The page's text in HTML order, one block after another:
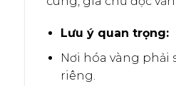
Lưu ý quan trọng:
Nơi hóa vàng phải
riêng.